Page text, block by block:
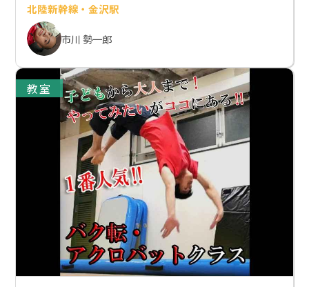
北陸新幹線・金沢駅
市川 勢一郎
教室